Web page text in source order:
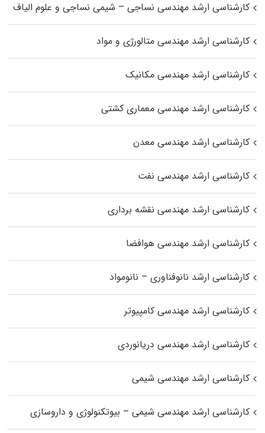
کارشناسی ارشد مهندسی نساجی – شیمی نساجی و علوم الیاف
کارشناسی ارشد مهندسی متالورژی و مواد
کارشناسی ارشد مهندسی مکانیک
کارشناسی ارشد مهندسی معماری کشتی
کارشناسی ارشد مهندسی معدن
کارشناسی ارشد مهندسی نفت
کارشناسی ارشد مهندسی نقشه برداری
کارشناسی ارشد مهندسی هوافضا
کارشناسی ارشد نانوفناوری – نانومواد
کارشناسی ارشد مهندسی کامپیوتر
کارشناسی ارشد مهندسی دریانوردی
کارشناسی ارشد مهندسی شیمی
کارشناسی ارشد مهندسی شیمی – بیوتکنولوژی و داروسازی